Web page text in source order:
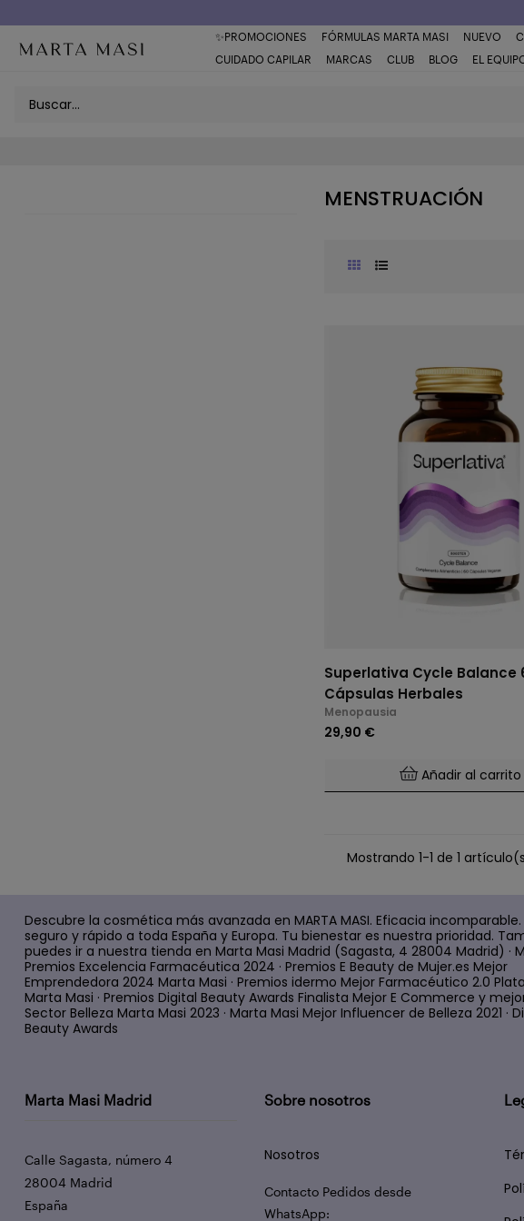
✨PROMOCIONES FÓRMULAS MARTA MASI NUEVO
CUIDADO CAPILAR
MARCAS CLUB BLOG EL
MENSTRUACIÓN
Superlativa Cycle Balance
Cápsulas Herbales
Menopausia
29,90 €
Añadir al carrito
Mostrando 1-1 de 1
Descubre la cosmética más avanzada en MARTA MASI. Eficacia incomparable.
seguro y rápido a toda España y Europa. Tu bienestar es nuestra prioridad.
puedes ir a nuestra tienda en Marta Masi Madrid (Sagasta, 4 28004 Madrid) ·
Premios Excelencia Farmacéutica 2024 · Premios E Beauty de Mujer.es Mejor
Emprendedora 2024 Marta Masi · Premios idermo Mejor Farmacéutico 2.0
Marta Masi · Premios Digital Beauty Awards Finalista Mejor E Commerce y
Sector Belleza Marta Masi 2023 · Marta Masi Mejor Influencer de Belleza 2021 ·
Beauty Awards
Marta Masi Madrid
Calle Sagasta, número 4
28004 Madrid
España
Sobre nosotros
Nosotros
Contacto Pedidos desde
WhatsApp: